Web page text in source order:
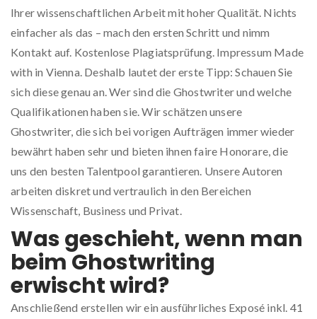
Ihrer wissenschaftlichen Arbeit mit hoher Qualität. Nichts
einfacher als das – mach den ersten Schritt und nimm
Kontakt auf. Kostenlose Plagiatsprüfung. Impressum Made
with in Vienna. Deshalb lautet der erste Tipp: Schauen Sie
sich diese genau an. Wer sind die Ghostwriter und welche
Qualifikationen haben sie. Wir schätzen unsere
Ghostwriter, die sich bei vorigen Aufträgen immer wieder
bewährt haben sehr und bieten ihnen faire Honorare, die
uns den besten Talentpool garantieren. Unsere Autoren
arbeiten diskret und vertraulich in den Bereichen
Wissenschaft, Business und Privat.
Was geschieht, wenn man
beim Ghostwriting
erwischt wird?
Anschließend erstellen wir ein ausführliches Exposé inkl. 41